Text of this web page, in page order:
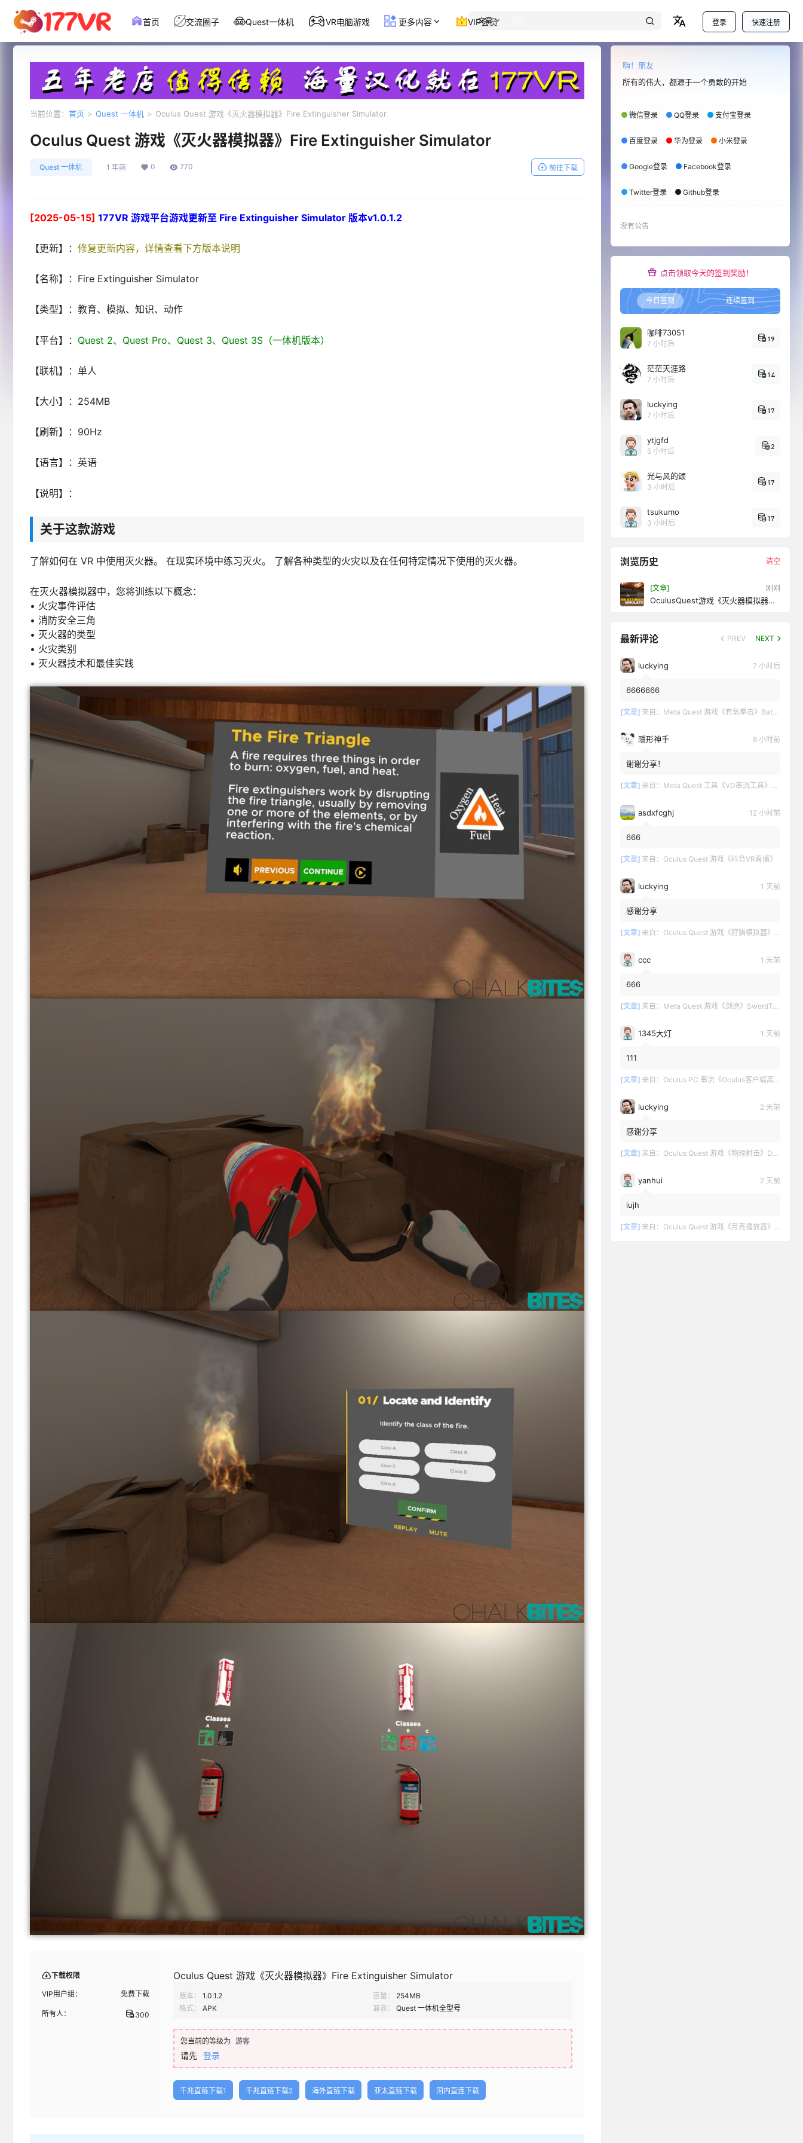
文章 登录 快速注册
首页 交流圈子 Quest一体机 VR电脑游戏 更多内容 VIP会员
当前位置： 首页 > Quest 一体机 > Oculus Quest 游戏《灭火器模拟器》Fire Extinguisher Simulator
Oculus Quest 游戏《灭火器模拟器》Fire Extinguisher Simulator
Quest 一体机 1 年前 0 770 前往下载
[2025-05-15] 177VR 游戏平台游戏更新至 Fire Extinguisher Simulator 版本v1.0.1.2
【更新】： 修复更新内容，详情查看下方版本说明
【名称】：Fire Extinguisher Simulator
【类型】：教育、模拟、知识、动作
【平台】： Quest 2、Quest Pro、Quest 3、Quest 3S（一体机版本）
【联机】：单人
【大小】：254MB
【刷新】：90Hz
【语言】：英语
【说明】：
关于这款游戏
了解如何在 VR 中使用灭火器。 在现实环境中练习灭火。 了解各种类型的火灾以及在任何特定情况下使用的灭火器。
在灭火器模拟器中，您将训练以下概念：
• 火灾事件评估
• 消防安全三角
• 灭火器的类型
• 火灾类别
• 灭火器技术和最佳实践
下载权限
VIP用户组： 免费下载
所有人： 300
Oculus Quest 游戏《灭火器模拟器》Fire Extinguisher Simulator
版本： 1.0.1.2 容量：
254MB
格式：
APK 兼容： Quest 一体机全型号
您当前的等级为 游客
请先 登录
千兆直链下载1 千兆直链下载2 海外直链下载 亚太直链下载 国内直连下载
嗨！朋友
所有的伟大，都源于一个勇敢的开始
微信登录 QQ登录 支付宝登录
百度登录 华为登录 小米登录
Google登录 Facebook登录
Twitter登录 Github登录
没有公告
点击领取今天的签到奖励！
今日签到 连续签到
咖啡73051
7 小时后
19
茫茫天涯路
7 小时后
14
luckying
7 小时后
17
ytjgfd
5 小时后
2
光与风的颂
3 小时后
17
tsukumo
3 小时后
17
浏览历史 清空
[文章] 11 秒前
OculusQuest游戏《灭火器模拟器》
最新评论 PREV NEXT
luckying 7 小时后
6666666
[文章] 来自： Meta Quest 游戏《有氧拳击》Battle Fit: VR Cardio Boxing
隱形神手 8 小时前
谢谢分享！
[文章] 来自： Meta Quest 工具《VD串流工具》Virtual Desktop 破解版
asdxfcghj 12 小时前
666
[文章] 来自： Oculus Quest 游戏《抖音VR直播》
luckying 1 天前
感谢分享
[文章] 来自： Oculus Quest 游戏《狩猎模拟器》Hunting Simulator
ccc 1 天前
666
[文章] 来自： Meta Quest 游戏《剑途》SwordTrip
1345大灯 1 天前
111
[文章] 来自： Oculus PC 串流《Oculus客户端离线版》最新版下载
luckying 2 天前
感谢分享
[文章] 来自： Oculus Quest 游戏《物理射击》DOWNSHOT
yanhui 2 天前
iujh
[文章] 来自： Oculus Quest 游戏《月亮播放器》Moon VR Video Player